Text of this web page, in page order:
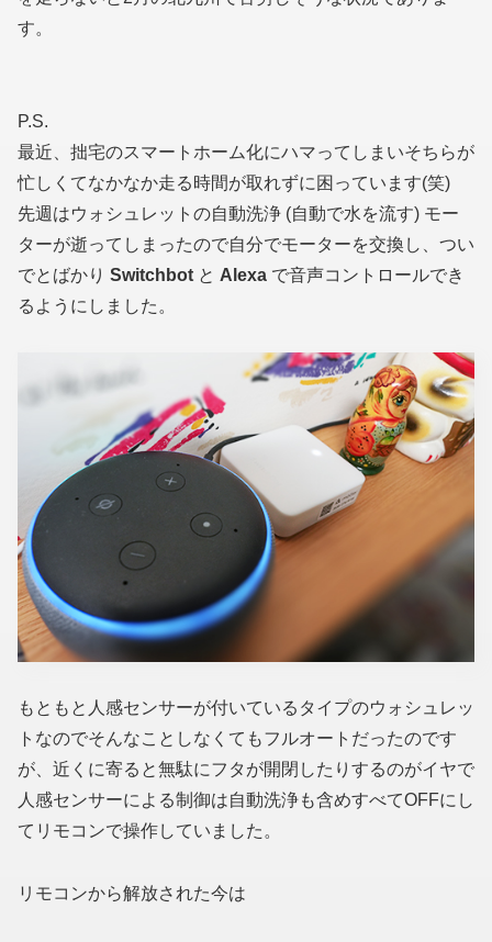
す。
P.S.
最近、拙宅のスマートホーム化にハマってしまいそちらが
忙しくてなかなか走る時間が取れずに困っています(笑)
先週はウォシュレットの自動洗浄 (自動で水を流す) モー
ターが逝ってしまったので自分でモーターを交換し、つい
でとばかり Switchbot と Alexa で音声コントロールでき
るようにしました。
もともと人感センサーが付いているタイプのウォシュレッ
トなのでそんなことしなくてもフルオートだったのです
が、近くに寄ると無駄にフタが開閉したりするのがイヤで
人感センサーによる制御は自動洗浄も含めすべてOFFにし
てリモコンで操作していました。
リモコンから解放された今は